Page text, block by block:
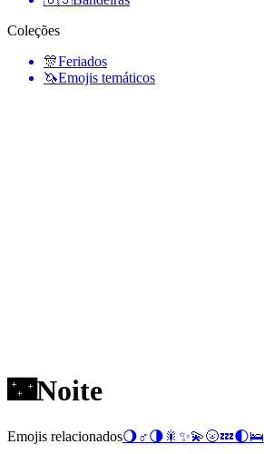
Coleções
🎊Feriados
🦄Emojis temáticos
🌃Noite
Emojis relacionados🌖♂️🌗 🎇 ✨💫🌝💤🌓🛌